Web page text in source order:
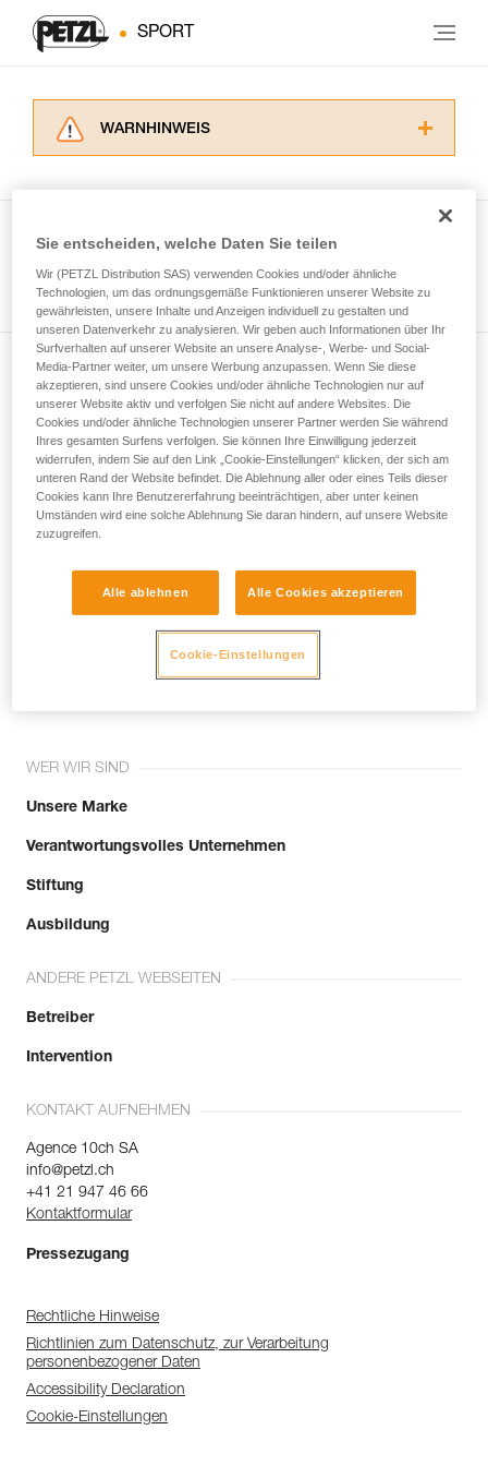
SPORT
WARNHINWEIS
ziehen. Um diese Zusatzinformationen
der Gebrauchsanweisung enthaltenen
Informationen richtig verstanden haben.
Die Beherrschung dieser Techniken setzt eine
entsprechende Ausbildung und ein spezielles
Training voraus. Prüfen Sie zusammen mit
einem Profi, ob Sie in der Lage sind, den
Vorgang alleine sicher zu wiederholen, bevor
Sie ihn eigenständig durchführen.
Wir geben Beispiele für die mit Ihrer Aktivität
verbundenen Techniken. Möglicherweise gibt es
noch andere Techniken, die hier nicht
beschrieben werden.
Alle Techniken ansehen
Newsletter abonnieren
und auf dem Laufenden bleiben
Email *
Tritt der Community bei!
WER WIR SIND
Unsere Marke
Verantwortungsvolles Unternehmen
Stiftung
Ausbildung
ANDERE PETZL WEBSEITEN
Betreiber
Intervention
KONTAKT AUFNEHMEN
Agence 10ch SA
info@petzl.ch
+41 21 947 46 66
Kontaktformular
Pressezugang
Rechtliche Hinweise
Richtlinien zum Datenschutz, zur Verarbeitung
personenbezogener Daten
Accessibility Declaration
Cookie-Einstellungen
Sie entscheiden, welche Daten Sie teilen
Wir (PETZL Distribution SAS) verwenden Cookies und/oder ähnliche
Technologien, um das ordnungsgemäße Funktionieren unserer Website zu
gewährleisten, unsere Inhalte und Anzeigen individuell zu gestalten und
unseren Datenverkehr zu analysieren. Wir geben auch Informationen über Ihr
Surfverhalten auf unserer Website an unsere Analyse-, Werbe- und Social-
Media-Partner weiter, um unsere Werbung anzupassen. Wenn Sie diese
akzeptieren, sind unsere Cookies und/oder ähnliche Technologien nur auf
unserer Website aktiv und verfolgen Sie nicht auf andere Websites. Die
Cookies und/oder ähnliche Technologien unserer Partner werden Sie während
Ihres gesamten Surfens verfolgen. Sie können Ihre Einwilligung jederzeit
widerrufen, indem Sie auf den Link „Cookie-Einstellungen“ klicken, der sich am
unteren Rand der Website befindet. Die Ablehnung aller oder eines Teils dieser
Cookies kann Ihre Benutzererfahrung beeinträchtigen, aber unter keinen
Umständen wird eine solche Ablehnung Sie daran hindern, auf unsere Website
zuzugreifen.
Alle ablehnen Alle Cookies akzeptieren
Cookie-Einstellungen